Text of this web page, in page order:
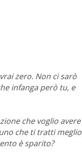
zero. Non ci sarò
infanga però tu, e
che voglio avere
che ti tratti meglio
è sparito?